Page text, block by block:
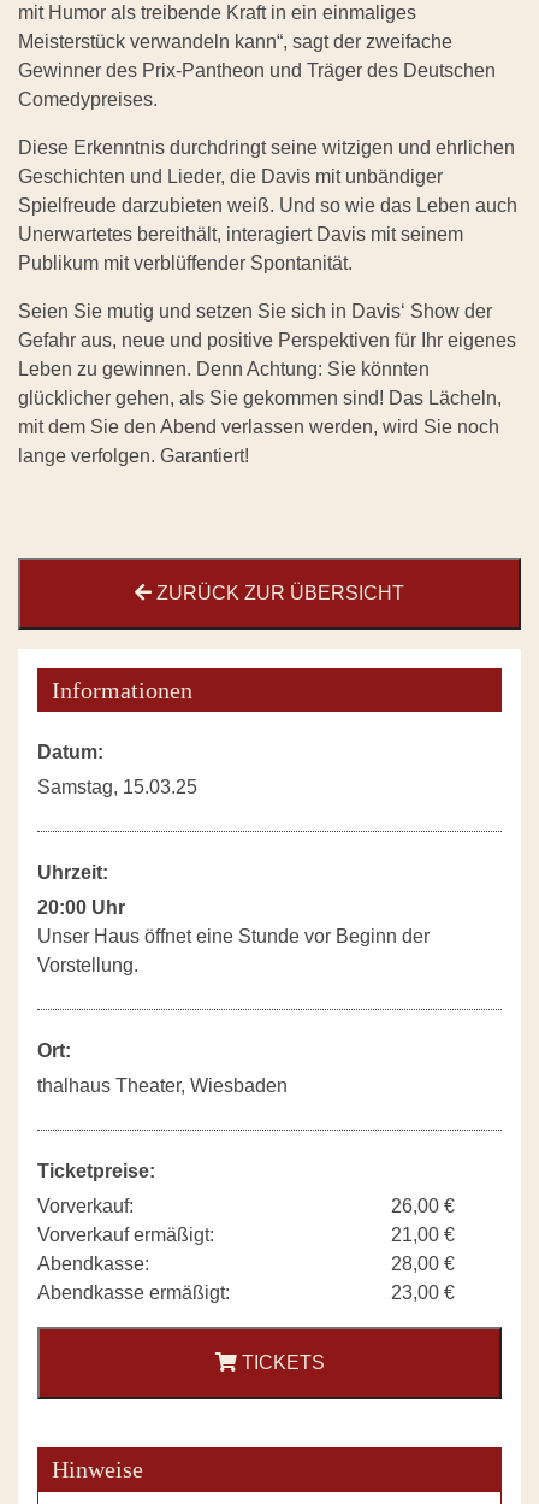
mit Humor als treibende Kraft in ein einmaliges
Meisterstück verwandeln kann“, sagt der zweifache
Gewinner des Prix-Pantheon und Träger des Deutschen
Comedypreises.
Diese Erkenntnis durchdringt seine witzigen und ehrlichen
Geschichten und Lieder, die Davis mit unbändiger
Spielfreude darzubieten weiß. Und so wie das Leben auch
Unerwartetes bereithält, interagiert Davis mit seinem
Publikum mit verblüffender Spontanität.
Seien Sie mutig und setzen Sie sich in Davis‘ Show der
Gefahr aus, neue und positive Perspektiven für Ihr eigenes
Leben zu gewinnen. Denn Achtung: Sie könnten
glücklicher gehen, als Sie gekommen sind! Das Lächeln,
mit dem Sie den Abend verlassen werden, wird Sie noch
lange verfolgen. Garantiert!
ZURÜCK ZUR ÜBERSICHT
Informationen
Datum:
Samstag, 15.03.25
Uhrzeit:
20:00 Uhr
Unser Haus öffnet eine Stunde vor Beginn der
Vorstellung.
Ort:
thalhaus Theater, Wiesbaden
Ticketpreise:
Vorverkauf:
26,00 €
Vorverkauf ermäßigt:
21,00 €
Abendkasse:
28,00 €
Abendkasse ermäßigt:
23,00 €
TICKETS
Hinweise